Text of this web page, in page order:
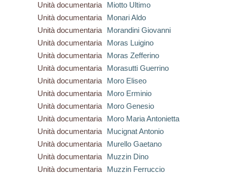
Unità documentaria
Miotto Ultimo
Unità documentaria
Monari Aldo
Unità documentaria
Morandini Giovanni
Unità documentaria
Moras Luigino
Unità documentaria
Moras Zefferino
Unità documentaria
Morasutti Guerrino
Unità documentaria
Moro Eliseo
Unità documentaria
Moro Erminio
Unità documentaria
Moro Genesio
Unità documentaria
Moro Maria Antonietta
Unità documentaria
Mucignat Antonio
Unità documentaria
Murello Gaetano
Unità documentaria
Muzzin Dino
Unità documentaria
Muzzin Ferruccio